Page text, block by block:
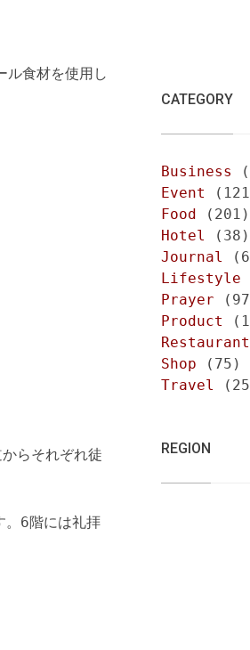
食材を使用し
らそれぞれ徒
。6階には礼拝
CATEGORY
Business
Event
Food (201)
Hotel
(38)
Journal
Lifestyle
Prayer
Product
Restaurant
Shop (75)
Travel
REGION